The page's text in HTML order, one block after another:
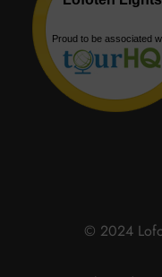
© 2024